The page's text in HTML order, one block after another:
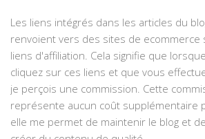
Les liens intégrés dans les articles du
renvoient vers des sites de ecommerce
liens d'affiliation. Cela signifie que
cliquez sur ces liens et que vous
je perçois une commission. Cette
représente aucun coût supplémentaire
elle me permet de maintenir le blog et